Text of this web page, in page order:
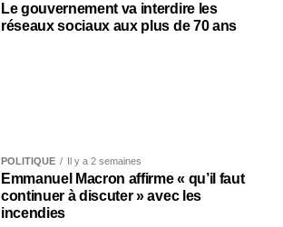
Le gouvernement va interdire les
réseaux sociaux aux plus de 70 ans
POLITIQUE Il y a 2 semaines
Emmanuel Macron affirme « qu’il faut
continuer à discuter » avec les
incendies